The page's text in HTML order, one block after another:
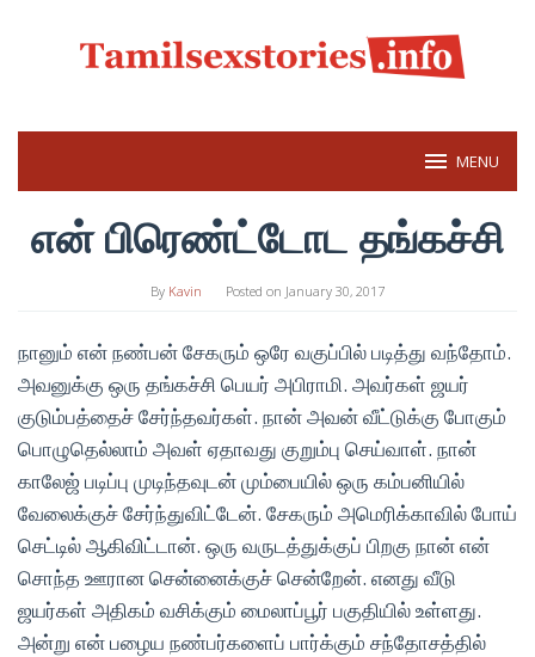
MENU
என் பிரெண்ட்டோட தங்கச்சி
By Kavin Posted on January 30, 2017
நானும் என் நண்பன் சேகரும் ஒரே வகுப்பில் படித்து வந்தோம்.
அவனுக்கு ஒரு தங்கச்சி பெயர் அபிராமி. அவர்கள் ஜயர்
குடும்பத்தைச் சேர்ந்தவர்கள். நான் அவன் வீட்டுக்கு போகும்
பொழுதெல்லாம் அவள் ஏதாவது குறும்பு செய்வாள். நான்
காலேஜ் படிப்பு முடிந்தவுடன் மும்பையில் ஒரு கம்பனியில்
வேலைக்குச் சேர்ந்துவிட்டேன். சேகரும் அமெரிக்காவில் போய்
செட்டில் ஆகிவிட்டான். ஒரு வருடத்துக்குப் பிறகு நான் என்
சொந்த ஊரான சென்னைக்குச் சென்றேன். எனது வீடு
ஜயர்கள் அதிகம் வசிக்கும் மைலாப்பூர் பகுதியில் உள்ளது.
அன்று என் பழைய நண்பர்களைப் பார்க்கும் சந்தோசத்தில்